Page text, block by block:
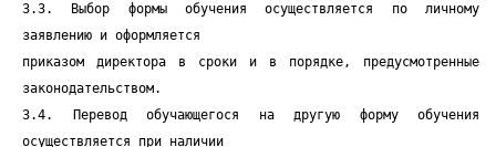
3.3. Выбор формы обучения осуществляется по личному
заявлению и оформляется
приказом директора в сроки и в порядке, предусмотренные
законодательством.
3.4. Перевод обучающегося на другую форму обучения
осуществляется при наличии